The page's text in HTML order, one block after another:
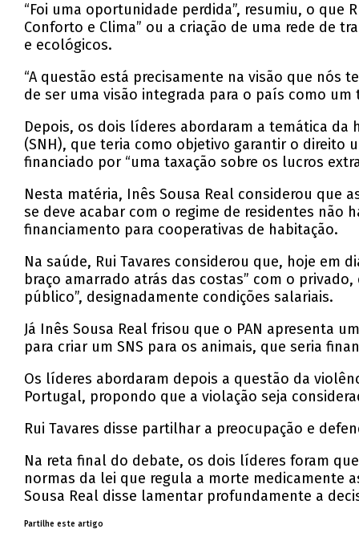
“Foi uma oportunidade perdida”, resumiu, o que
Conforto e Clima” ou a criação de uma rede de
e ecológicos.
“A questão está precisamente na visão que nós
de ser uma visão integrada para o país como um
Depois, os dois líderes abordaram a temática da
(SNH), que teria como objetivo garantir o direito
financiado por “uma taxação sobre os lucros
Nesta matéria, Inês Sousa Real considerou que
se deve acabar com o regime de residentes não
financiamento para cooperativas de habitação.
Na saúde, Rui Tavares considerou que, hoje em
braço amarrado atrás das costas” com o
público”, designadamente condições salariais.
Já Inês Sousa Real frisou que o PAN apresenta
para criar um SNS para os animais, que seria
Os líderes abordaram depois a questão da
Portugal, propondo que a violação seja
Rui Tavares disse partilhar a preocupação e
Na reta final do debate, os dois líderes foram
normas da lei que regula a morte medicamente
Sousa Real disse lamentar profundamente a
Partilhe este artigo